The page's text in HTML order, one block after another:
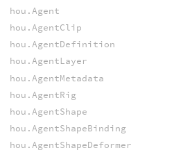
hou.Agent
hou.AgentClip
hou.AgentDefinition
hou.AgentLayer
hou.AgentMetadata
hou.AgentRig
hou.AgentShape
hou.AgentShapeBinding
hou.AgentShapeDeformer